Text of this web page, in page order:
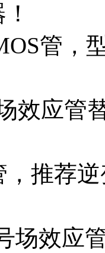
管，
效应管
，推荐
场效应